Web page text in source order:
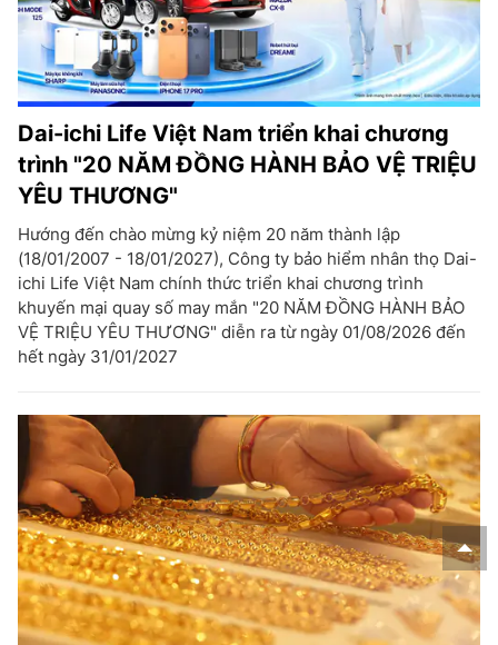
Dai-ichi Life Việt Nam triển khai chương
trình "20 NĂM ĐỒNG HÀNH BẢO VỆ TRIỆU
YÊU THƯƠNG"
Hướng đến chào mừng kỷ niệm 20 năm thành lập
(18/01/2007 - 18/01/2027), Công ty bảo hiểm nhân thọ Dai-
ichi Life Việt Nam chính thức triển khai chương trình
khuyến mại quay số may mắn "20 NĂM ĐỒNG HÀNH BẢO
VỆ TRIỆU YÊU THƯƠNG" diễn ra từ ngày 01/08/2026 đến
hết ngày 31/01/2027